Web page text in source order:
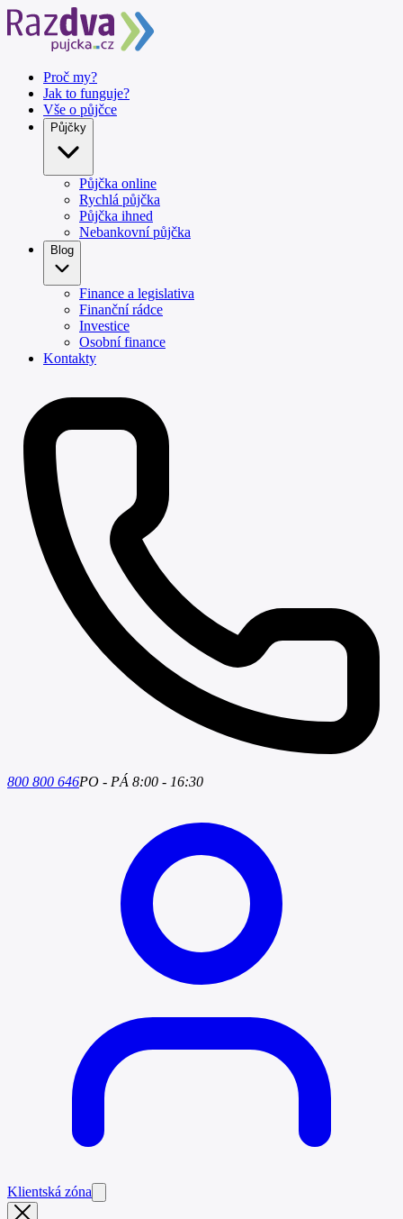
Proč my?
Jak to funguje?
Vše o půjčce
Půjčky
Půjčka online
Rychlá půjčka
Půjčka ihned
Nebankovní půjčka
Blog
Finance a legislativa
Finanční rádce
Investice
Osobní finance
Kontakty
800 800 646PO - PÁ 8:00 - 16:30
Klientská zóna